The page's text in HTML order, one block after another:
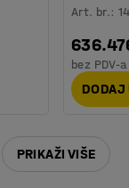
Art. br.:
bez PDV-a
DODAJ
PRIKAŽI VIŠE